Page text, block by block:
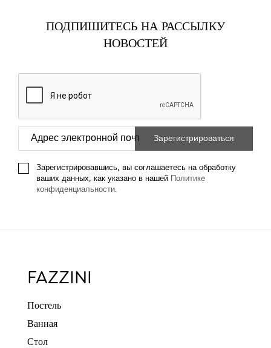
ПОДПИШИТЕСЬ НА РАССЫЛКУ
НОВОСТЕЙ
Зарегистрировавшись, вы соглашаетесь на обработку
ваших данных, как указано в нашей
Политике
конфиденциальности.
FAZZINI
Постель
Ванная
Стол